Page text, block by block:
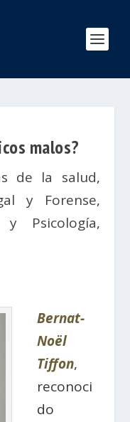
malos?
de la salud,
y Forense,
y Psicología,
Bernat-
Noël
Tiffon,
reconoci
do